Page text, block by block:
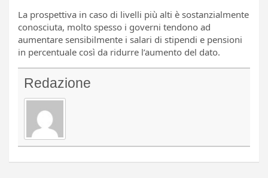
La prospettiva in caso di livelli più alti è sostanzialmente
conosciuta, molto spesso i governi tendono ad
aumentare sensibilmente i salari di stipendi e pensioni
in percentuale così da ridurre l’aumento del dato.
Redazione